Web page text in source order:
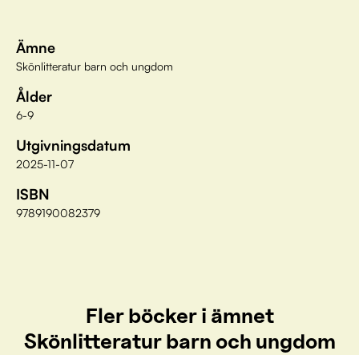
Ämne
Skönlitteratur barn och ungdom
Ålder
6-9
Utgivningsdatum
2025-11-07
ISBN
9789190082379
Fler böcker i ämnet
Skönlitteratur barn och ungdom